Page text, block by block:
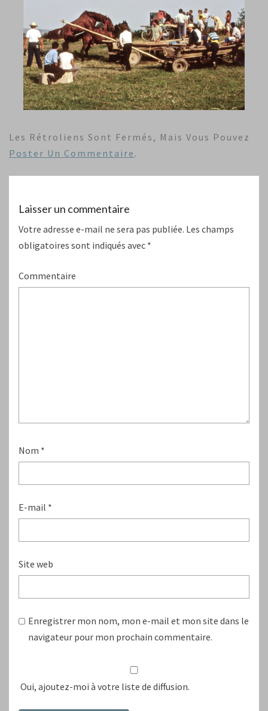
Les Rétroliens Sont Fermés, Mais Vous Pouvez
Poster Un Commentaire .
Laisser un commentaire
Votre adresse e-mail ne sera pas publiée. Les champs
obligatoires sont indiqués avec *
Commentaire
Nom *
E-mail *
Site web
Enregistrer mon nom, mon e-mail et mon site dans le
navigateur pour mon prochain commentaire.
Oui, ajoutez-moi à votre liste de diffusion.